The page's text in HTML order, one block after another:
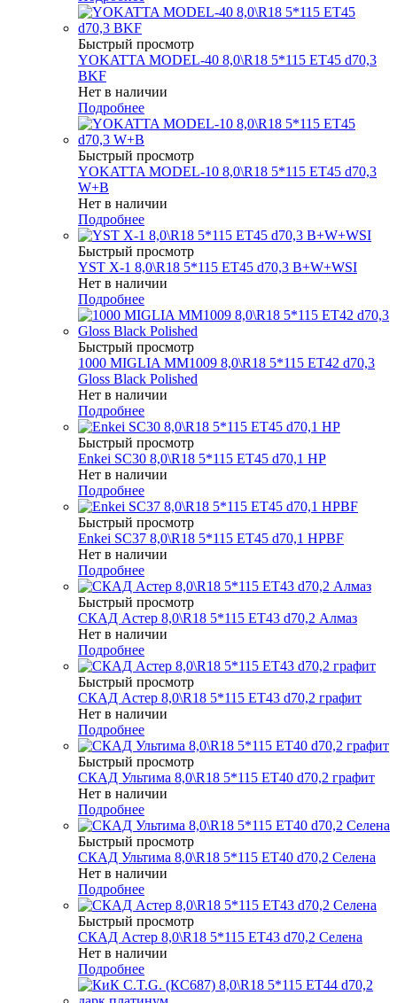
Быстрый просмотр
YOKATTA MODEL-40 8,0\R18 5*115 ET45 d70,3
BKF
Нет в наличии
Подробнее
Быстрый просмотр
YOKATTA MODEL-10 8,0\R18 5*115 ET45 d70,3
W+B
Нет в наличии
Подробнее
Быстрый просмотр
YST X-1 8,0\R18 5*115 ET45 d70,3 B+W+WSI
Нет в наличии
Подробнее
Быстрый просмотр
1000 MIGLIA MM1009 8,0\R18 5*115 ET42 d70,3
Gloss Black Polished
Нет в наличии
Подробнее
Быстрый просмотр
Enkei SC30 8,0\R18 5*115 ET45 d70,1 HP
Нет в наличии
Подробнее
Быстрый просмотр
Enkei SC37 8,0\R18 5*115 ET45 d70,1 HPBF
Нет в наличии
Подробнее
Быстрый просмотр
СКАД Астер 8,0\R18 5*115 ET43 d70,2 Алмаз
Нет в наличии
Подробнее
Быстрый просмотр
СКАД Астер 8,0\R18 5*115 ET43 d70,2 графит
Нет в наличии
Подробнее
Быстрый просмотр
СКАД Ультима 8,0\R18 5*115 ET40 d70,2 графит
Нет в наличии
Подробнее
Быстрый просмотр
СКАД Ультима 8,0\R18 5*115 ET40 d70,2 Селена
Нет в наличии
Подробнее
Быстрый просмотр
СКАД Астер 8,0\R18 5*115 ET43 d70,2 Селена
Нет в наличии
Подробнее